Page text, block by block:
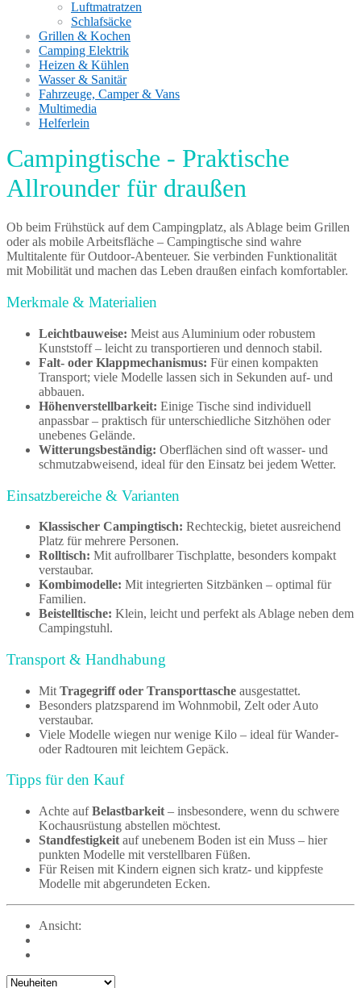
Luftmatratzen
Schlafsäcke
Grillen & Kochen
Camping Elektrik
Heizen & Kühlen
Wasser & Sanitär
Fahrzeuge, Camper & Vans
Multimedia
Helferlein
Campingtische - Praktische
Allrounder für draußen
Ob beim Frühstück auf dem Campingplatz, als Ablage beim Grillen
oder als mobile Arbeitsfläche – Campingtische sind wahre
Multitalente für Outdoor-Abenteuer. Sie verbinden Funktionalität
mit Mobilität und machen das Leben draußen einfach komfortabler.
Merkmale & Materialien
Leichtbauweise: Meist aus Aluminium oder robustem
Kunststoff – leicht zu transportieren und dennoch stabil.
Falt- oder Klappmechanismus: Für einen kompakten
Transport; viele Modelle lassen sich in Sekunden auf- und
abbauen.
Höhenverstellbarkeit: Einige Tische sind individuell
anpassbar – praktisch für unterschiedliche Sitzhöhen oder
unebenes Gelände.
Witterungsbeständig: Oberflächen sind oft wasser- und
schmutzabweisend, ideal für den Einsatz bei jedem Wetter.
Einsatzbereiche & Varianten
Klassischer Campingtisch: Rechteckig, bietet ausreichend
Platz für mehrere Personen.
Rolltisch: Mit aufrollbarer Tischplatte, besonders kompakt
verstaubar.
Kombimodelle: Mit integrierten Sitzbänken – optimal für
Familien.
Beistelltische: Klein, leicht und perfekt als Ablage neben dem
Campingstuhl.
Transport & Handhabung
Mit Tragegriff oder Transporttasche ausgestattet.
Besonders platzsparend im Wohnmobil, Zelt oder Auto
verstaubar.
Viele Modelle wiegen nur wenige Kilo – ideal für Wander-
oder Radtouren mit leichtem Gepäck.
Tipps für den Kauf
Achte aufBelastbarkeit – insbesondere, wenn du schwere
Kochausrüstung abstellen möchtest.
Standfestigkeit auf unebenem Boden ist ein Muss – hier
punkten Modelle mit verstellbaren Füßen.
Für Reisen mit Kindern eignen sich kratz- und kippfeste
Modelle mit abgerundeten Ecken.
Ansicht: